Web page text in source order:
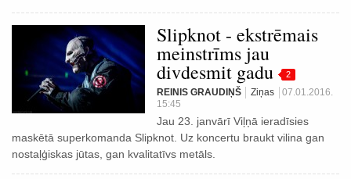
Slipknot - ekstrēmais
meinstrīms jau
divdesmit gadu 2
REINIS GRAUDIŅŠ Ziņas
07.01.2016.
15:45
Jau 23. janvārī Viļņā ieradīsies
maskētā superkomanda Slipknot. Uz koncertu braukt vilina gan
nostaļģiskas jūtas, gan kvalitatīvs metāls.